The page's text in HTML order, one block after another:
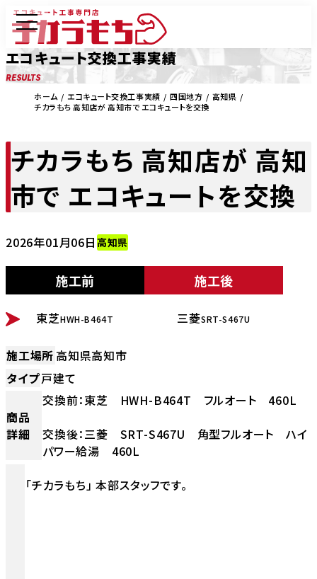
エコキュート交換工事実績
RESULTS
ホーム エコキュート交換工事実績 四国地方
高知県
チカラもち 高知店が 高知市で エコキュートを交換
チカラもち 高知店が 高知
市で エコキュートを交換
2026年01月06日 高知県
施工前
BEFORE
東芝HWH-B464T
施工後
AFTER
三菱SRT-S467U
施工場所高知県高知市
タイプ戸建て
商品
詳細
交換前：東芝 HWH-B464T フルオート 460L
交換後：三菱 SRT-S467U 角型フルオート ハイ
パワー給湯 460L
「チカラもち」 本部スタッフです。